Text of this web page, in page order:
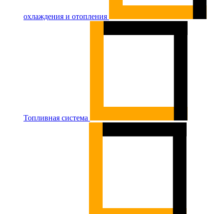
охлаждения и отопления
Топливная система